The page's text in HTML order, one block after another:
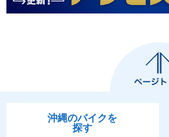
沖縄のバイクを
探す